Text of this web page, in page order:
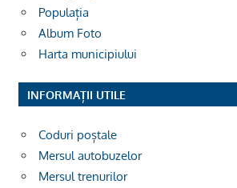
Populația
Album Foto
Harta municipiului
INFORMAȚII UTILE
Coduri poștale
Mersul autobuzelor
Mersul trenurilor